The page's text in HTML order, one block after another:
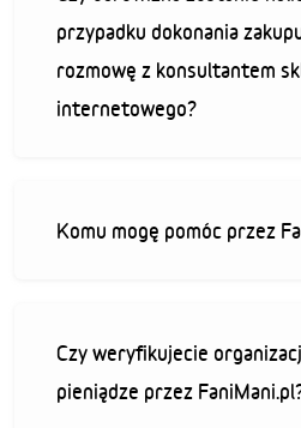
przypadku dokonania
rozmowę z konsultantem
internetowego?
Komu mogę pomóc przez
Czy weryfikujecie
pieniądze przez